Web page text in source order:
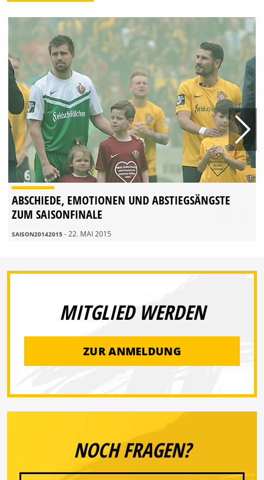
ABSCHIEDE, EMOTIONEN UND ABSTIEGSÄNGSTE
ZUM SAISONFINALE
SAISON20142015 - 22. MAI 2015
MITGLIED WERDEN
ZUR ANMELDUNG
NOCH FRAGEN?